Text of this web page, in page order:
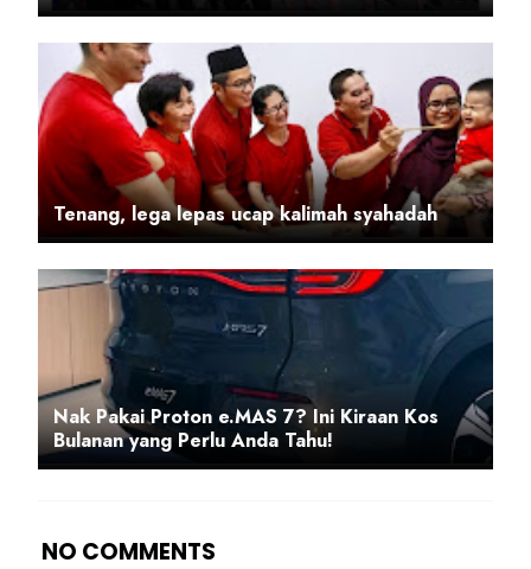
Tenang, lega lepas ucap kalimah syahadah
Nak Pakai Proton e.MAS 7? Ini Kiraan Kos
Bulanan yang Perlu Anda Tahu!
NO COMMENTS